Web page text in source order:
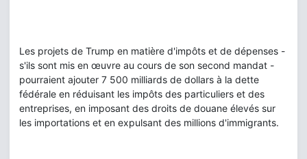
Les projets de Trump en matière d'impôts et de dépenses -
s'ils sont mis en œuvre au cours de son second mandat -
pourraient ajouter 7 500 milliards de dollars à la dette
fédérale en réduisant les impôts des particuliers et des
entreprises, en imposant des droits de douane élevés sur
les importations et en expulsant des millions d'immigrants.